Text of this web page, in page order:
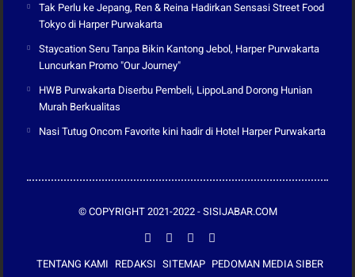
Tak Perlu ke Jepang, Ren & Reina Hadirkan Sensasi Street Food
Tokyo di Harper Purwakarta
Staycation Seru Tanpa Bikin Kantong Jebol, Harper Purwakarta
Luncurkan Promo "Our Journey"
HWB Purwakarta Diserbu Pembeli, LippoLand Dorong Hunian
Murah Berkualitas
Nasi Tutug Oncom Favorite kini hadir di Hotel Harper Purwakarta
© COPYRIGHT 2021-2022 - SISIJABAR.COM
TENTANG KAMI REDAKSI SITEMAP PEDOMAN MEDIA SIBER